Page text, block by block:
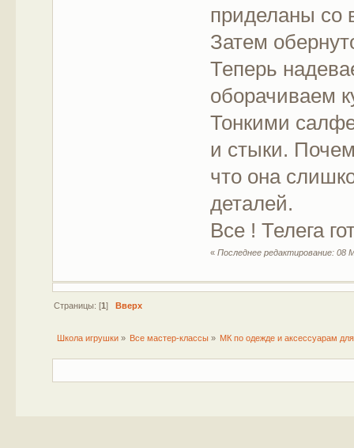
приделаны со
Затем
Теперь
оборачиваем
Тонкими
и стыки.
что она
деталей.
Все ! Телега
«Последнее редактирование: 08
Страницы: [1] Вверх
Школа игрушки» Все мастер-классы » МК по одежде и аксессуарам